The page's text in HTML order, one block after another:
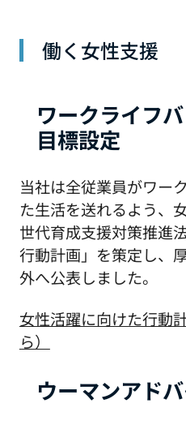
働く女性支援
ワークライフ
目標設定
当社は全従業員がワー
た生活を送れるよう、
世代育成支援対策推進
行動計画」を策定し、
外へ公表しました。
女性活躍に向けた行動
ら）
ウーマンアド